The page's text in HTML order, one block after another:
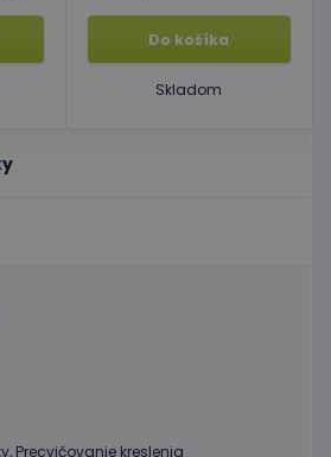
Precvičovanie kreslenia
Do košíka
Skladom